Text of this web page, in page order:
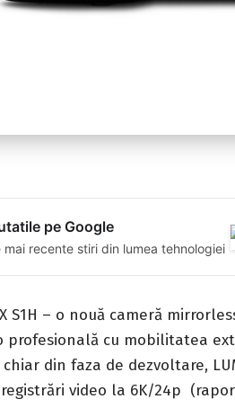
pe Google
recente stiri din lumea tehnologiei
S1H – o nouă cameră
profesională cu mobilitatea
din faza de dezvoltare,
video la 6K/24p